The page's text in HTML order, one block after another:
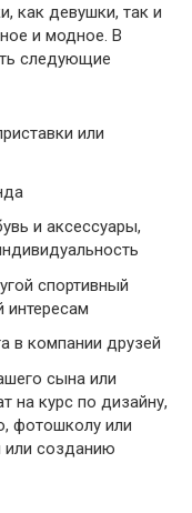
как девушки, так и
и модное. В
следующие
или
и аксессуары,
спортивный
интересам
в компании друзей
сына или
на курс по дизайну,
фотошколу или
или созданию